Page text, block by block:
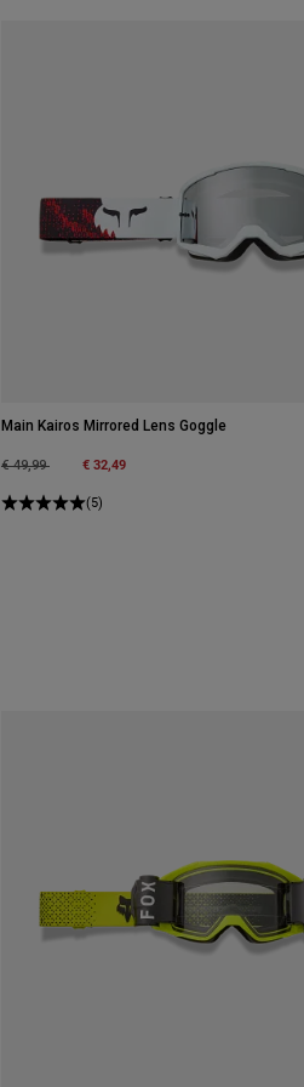
Main Kairos Mirrored Lens Goggle
Price reduced from
€ 49,99to € 32,49
(5)